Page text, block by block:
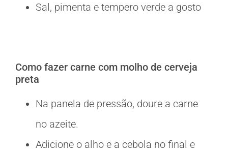
Sal, pimenta e tempero verde a gosto
Como fazer carne com molho de cerveja
preta
Na panela de pressão, doure a carne
no azeite.
Adicione o alho e a cebola no final e